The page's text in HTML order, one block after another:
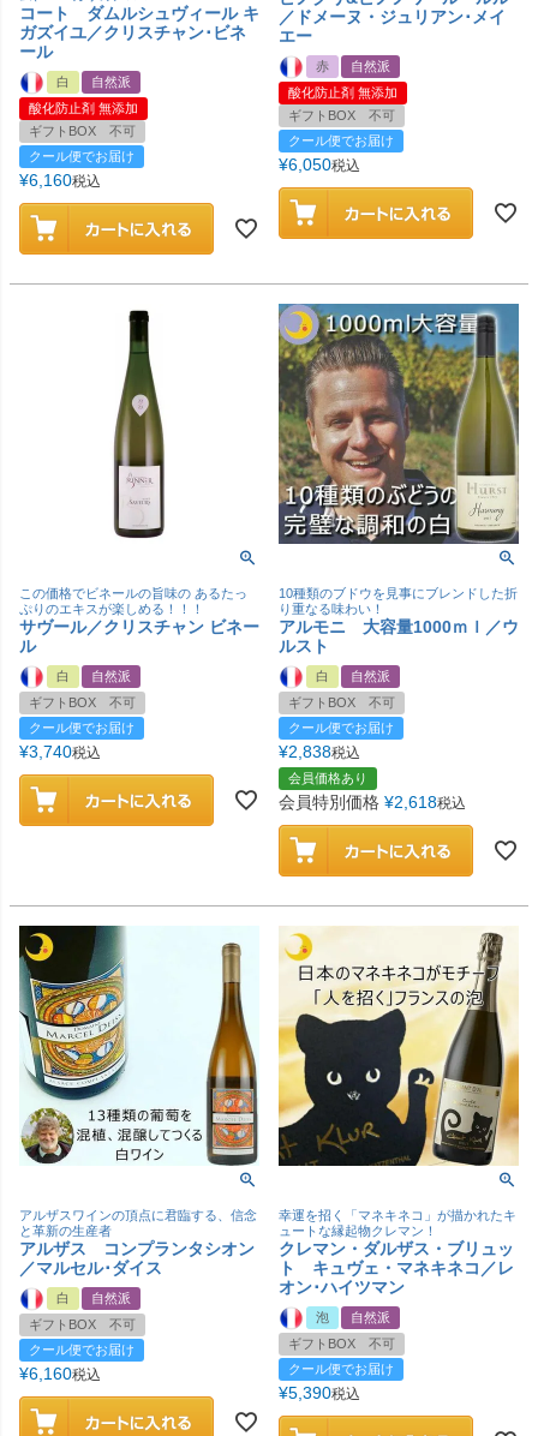
コート ダムルシュヴィール キ
ガズイユ／クリスチャン･ビネ
ール
白
自然派
酸化防止剤 無添加
ギフトBOX 不可
クール便でお届け
¥6,160税込
／ドメーヌ・ジュリアン･メイ
エー
赤
自然派
酸化防止剤 無添加
ギフトBOX 不可
クール便でお届け
¥6,050税込
この価格でビネールの旨味の あるたっ
ぷりのエキスが楽しめる！！！
サヴール／クリスチャン ビネー
ル
白
自然派
ギフトBOX 不可
クール便でお届け
¥3,740税込
10種類のブドウを見事にブレンドした折
り重なる味わい！
アルモニ 大容量1000ｍｌ／ウ
ルスト
白
自然派
ギフトBOX 不可
クール便でお届け
¥2,838税込
会員価格あり
会員特別価格 ¥2,618税込
アルザスワインの頂点に君臨する、信念
と革新の生産者
アルザス コンプランタシオン
／マルセル･ダイス
白
自然派
ギフトBOX 不可
クール便でお届け
¥6,160税込
幸運を招く「マネキネコ」が描かれたキ
ュートな縁起物クレマン！
クレマン・ダルザス・ブリュッ
ト キュヴェ・マネキネコ／レ
オン･ハイツマン
泡
自然派
ギフトBOX 不可
クール便でお届け
¥5,390税込